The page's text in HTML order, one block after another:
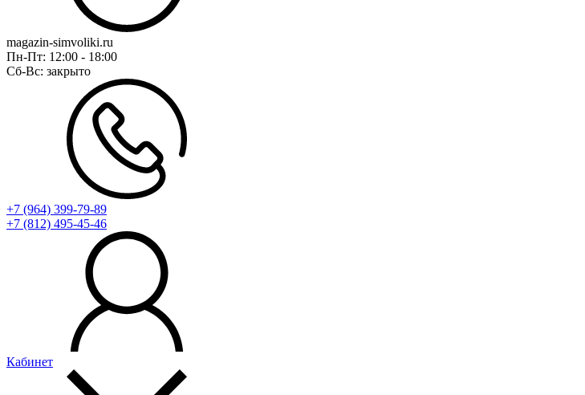
magazin-simvoliki.ru
Пн-Пт: 12:00 - 18:00
Сб-Вс: закрыто
+7 (964) 399-79-89
+7 (812) 495-45-46
Кабинет